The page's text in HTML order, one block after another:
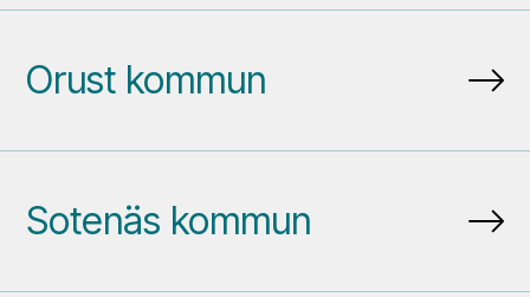
Orust kommun
Sotenäs kommun